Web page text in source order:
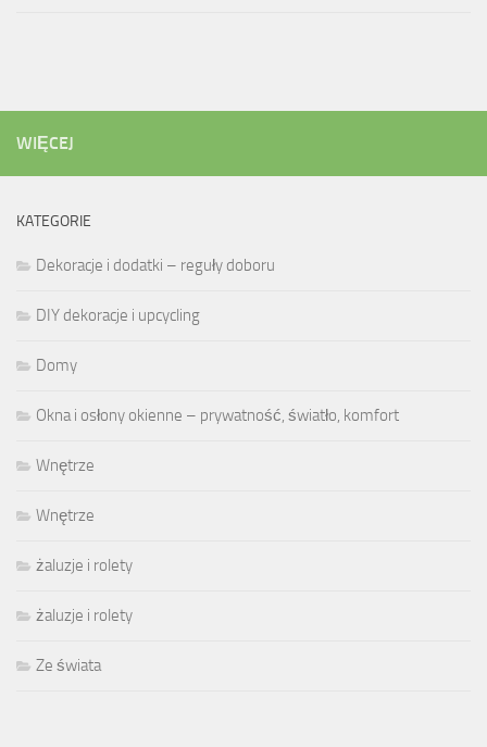
WIĘCEJ
KATEGORIE
Dekoracje i dodatki – reguły doboru
DIY dekoracje i upcycling
Domy
Okna i osłony okienne – prywatność, światło, komfort
Wnętrze
Wnętrze
żaluzje i rolety
żaluzje i rolety
Ze świata